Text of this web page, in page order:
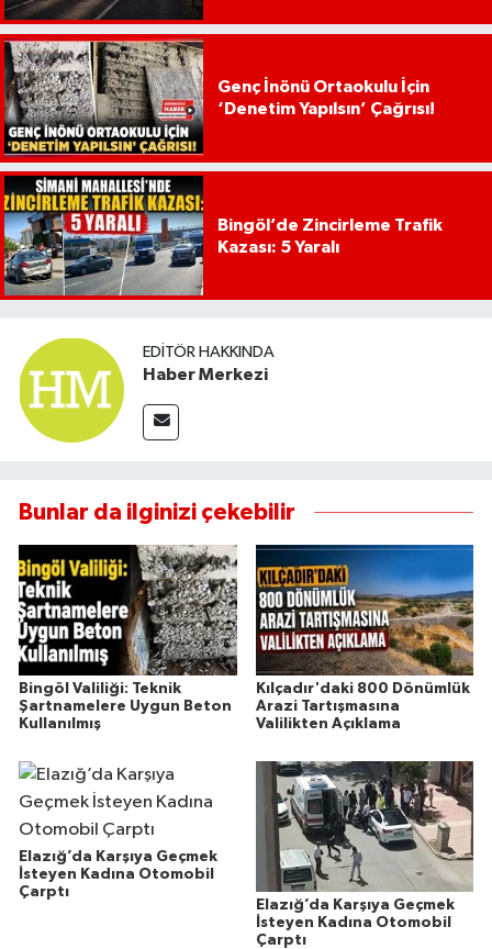
Genç İnönü Ortaokulu İçin
‘Denetim Yapılsın’ Çağrısı!
Bingöl’de Zincirleme Trafik
Kazası: 5 Yaralı
EDITÖR HAKKINDA
Haber Merkezi
Bunlar da ilginizi çekebilir
Bingöl Valiliği: Teknik
Şartnamelere Uygun Beton
Kullanılmış
Kılçadır'daki 800 Dönümlük
Arazi Tartışmasına
Valilikten Açıklama
Elazığ’da Karşıya Geçmek
İsteyen Kadına Otomobil
Çarptı
Elazığ’da Karşıya Geçmek
İsteyen Kadına Otomobil
Çarptı